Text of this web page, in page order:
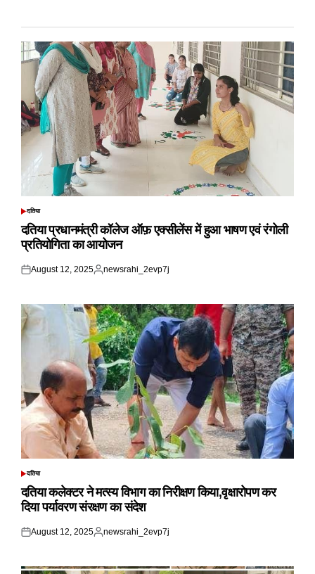
POSTED
दतिया
दतिया प्रधानमंत्री कॉलेज ऑफ़ एक्सीलेंस में हुआ भाषण एवं रंगोली
प्रतियोगिता का आयोजन
Posted
August 12, 2025
Posted
newsrahi_2evp7j
POSTED
दतिया
दतिया कलेक्टर ने मत्स्य विभाग का निरीक्षण किया,वृक्षारोपण कर
दिया पर्यावरण संरक्षण का संदेश
Posted
August 12, 2025
Posted
newsrahi_2evp7j